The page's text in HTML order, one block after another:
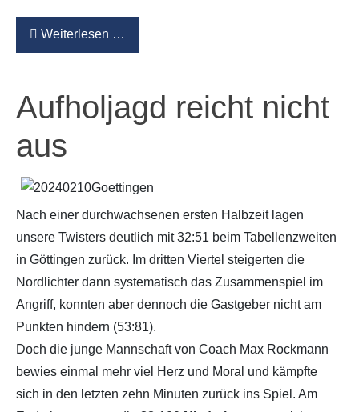
Weiterlesen …
Aufholjagd reicht nicht
aus
Nach einer durchwachsenen ersten Halbzeit lagen
unsere Twisters deutlich mit 32:51 beim Tabellenzweiten
in Göttingen zurück. Im dritten Viertel steigerten die
Nordlichter dann systematisch das Zusammenspiel im
Angriff, konnten aber dennoch die Gastgeber nicht am
Punkten hindern (53:81).
Doch die junge Mannschaft von Coach Max Rockmann
bewies einmal mehr viel Herz und Moral und kämpfte
sich in den letzten zehn Minuten zurück ins Spiel. Am